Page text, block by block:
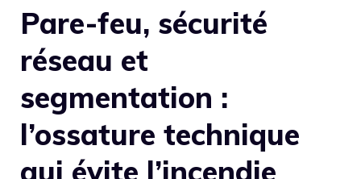
Pare-feu, sécurité
réseau et
segmentation :
l’ossature technique
qui évite l’incendie